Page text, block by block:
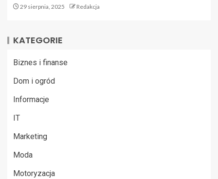
29 sierpnia, 2025 Redakcja
KATEGORIE
Biznes i finanse
Dom i ogród
Informacje
IT
Marketing
Moda
Motoryzacja